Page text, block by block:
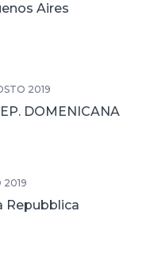
Aires
2019
DOMENICANA
2019
Repubblica